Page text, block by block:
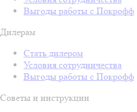
Выгоды работы с Покрофф
Дилерам
Стать дилером
Условия сотрудничества
Выгоды работы с Покрофф
Советы и инструкции